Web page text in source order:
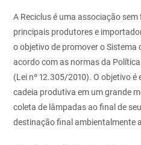
A Reciclus é uma associação
principais produtores e
o objetivo de promover o Sistema
acordo com as normas da
(Lei nº 12.305/2010). O objetivo é
cadeia produtiva em um grande
coleta de lâmpadas ao final de
destinação final ambientalmente